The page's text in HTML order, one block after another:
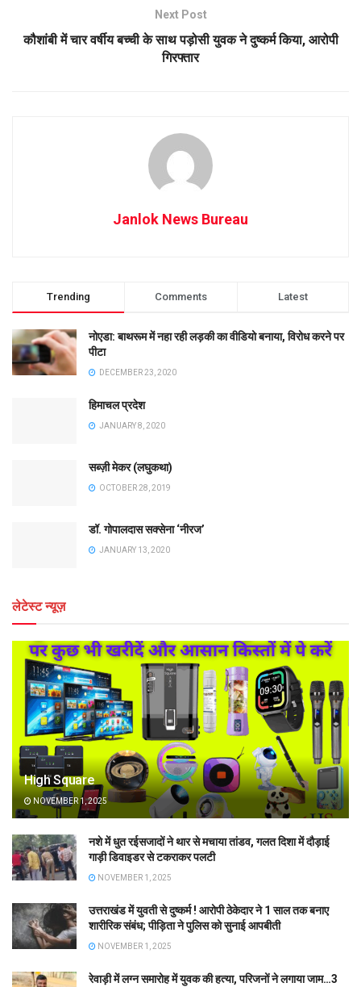
Next Post
कौशांबी में चार वर्षीय बच्‍ची के साथ पड़ोसी युवक ने दुष्कर्म किया, आरोपी
गिरफ्तार
Janlok News Bureau
Trending Comments Latest
नोएडा: बाथरूम में नहा रही लड़की का वीडियो बनाया, विरोध करने पर
पीटा
DECEMBER 23, 2020
हिमाचल प्रदेश
JANUARY 8, 2020
सब्ज़ी मेकर (लघुकथा)
OCTOBER 28, 2019
डॉ. गोपालदास सक्सेना ‘नीरज’
JANUARY 13, 2020
लेटेस्ट न्यूज़
High Square
NOVEMBER 1, 2025
नशे में धुत रईसजादों ने थार से मचाया तांडव, गलत दिशा में दौड़ाई
गाड़ी डिवाइडर से टकराकर पलटी
NOVEMBER 1, 2025
उत्तराखंड में युवती से दुष्कर्म ! आरोपी ठेकेदार ने 1 साल तक बनाए
शारीरिक संबंध; पीड़िता ने पुलिस को सुनाई आपबीती
NOVEMBER 1, 2025
रेवाड़ी में लग्न समारोह में युवक की हत्या, परिजनों ने लगाया जाम…3